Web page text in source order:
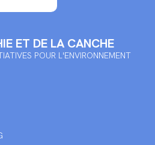
ET DE LA CANCHE
POUR L'ENVIRONNEMENT